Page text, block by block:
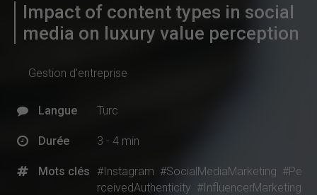
Impact of content types in social
media on luxury value perception
Gestion d'entreprise
Langue Turc
Durée 3 - 4 min
Mots clés #Instagram #SocialMediaMarketing #Pe
rceivedAuthenticity #InfluencerMarketing